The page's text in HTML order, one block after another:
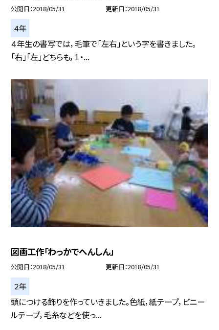
公開日 2018/05/31 更新日 2018/05/31
４年
４年生の書写では，毛筆で「左右」という字を書きました。
「右」「左」どちらも，１・...
図画工作「わっかでへんしん」
公開日 2018/05/31 更新日 2018/05/31
２年
頭につける飾りを作っていきました。色紙，紙テープ，ビニー
ルテープ，毛糸などを使っ...